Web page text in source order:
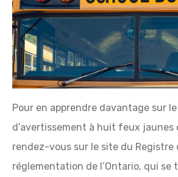
Pour en apprendre davantage sur
d’avertissement à huit feux jaunes
rendez-vous sur le site du Registre
réglementation de l’Ontario, qui se